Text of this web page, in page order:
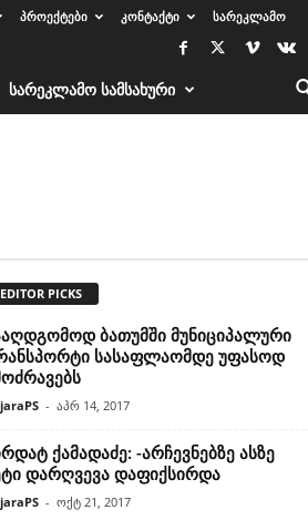
ᲞᲠᲝᲔᲥᲢᲔᲑᲘ ᲙᲝᲜᲢᲐᲥᲢᲘ ᲡᲐᲠᲔᲙᲚᲐᲛᲝ
ᲡᲐᲠᲔᲙᲚᲐᲛᲝ ᲡᲐᲛᲡᲐᲮᲣᲠᲘ
EDITOR PICKS
ბათუმში მუნიციპალური
სასაფლაომდე უფასოდ
- აპრ 14, 2017
ქამადაძე: -არჩევნებზე ასზე
დარღვევა დაფიქსირდა
- ოქტ 21, 2017